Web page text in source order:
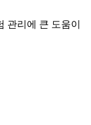
관리에 큰 도움이